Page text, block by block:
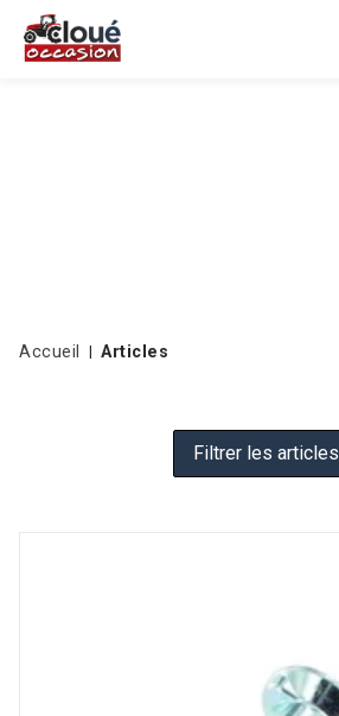
Mes favoris
Accueil Articles
Filtrer les articles